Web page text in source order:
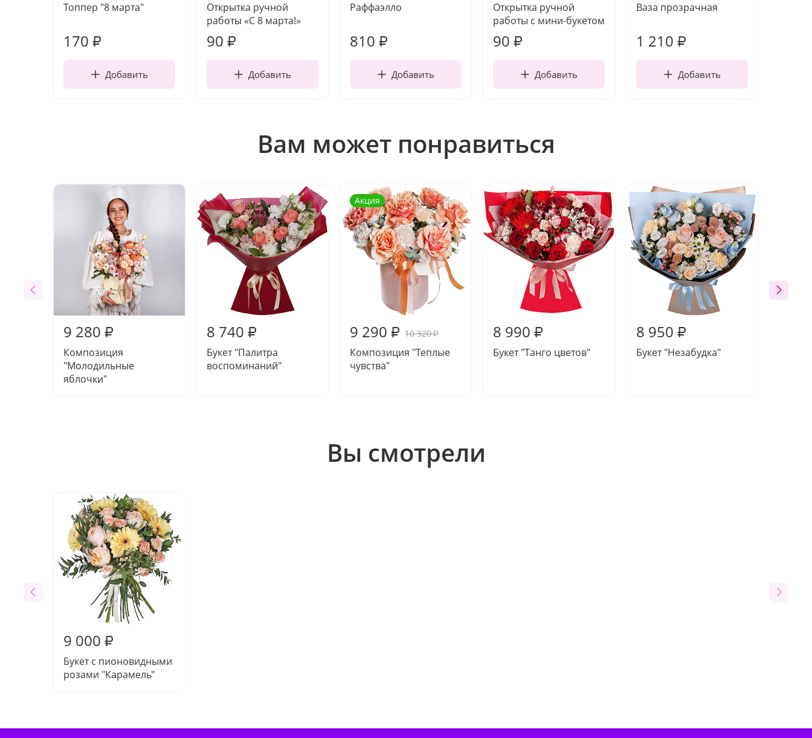
Топпер "8 марта"
170 ₽
Добавить
Открытка ручной
работы «С 8 марта!»
90 ₽
Добавить
Раффаэлло
810 ₽
Добавить
Открытка ручной
работы с мини-букетом
90 ₽
Добавить
Ваза прозрачная
1 210 ₽
Добавить
Вам может понравиться
9 280 ₽
Композиция
"Молодильные
яблочки"
8 740 ₽
Букет "Палитра
воспоминаний"
Акция
9 290 ₽ 10 320₽
Композиция "Теплые
чувства"
8 990 ₽
Букет "Танго цветов"
8 950 ₽
Букет "Незабудка"
Вы смотрели
9 000 ₽
Букет с пионовидными
розами "Карамель"